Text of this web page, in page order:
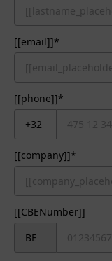
[[email]]*
[[phone]]*
[[company]]*
[[CBENumber]]